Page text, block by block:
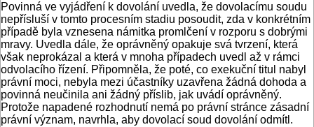
Povinná ve vyjádření k dovolání uvedla, že dovolacímu soudu
nepřísluší v tomto procesním stadiu posoudit, zda v konkrétním
případě byla vznesena námitka promlčení v rozporu s dobrými
mravy. Uvedla dále, že oprávněný opakuje svá tvrzení, která
však neprokázal a která v mnoha případech uvedl až v rámci
odvolacího řízení. Připomněla, že poté, co exekuční titul nabyl
právní moci, nebyla mezi účastníky uzavřena žádná dohoda a
povinná neučinila ani žádný příslib, jak uvádí oprávněný.
Protože napadené rozhodnutí nemá po právní stránce zásadní
právní význam, navrhla, aby dovolací soud dovolání odmítl.